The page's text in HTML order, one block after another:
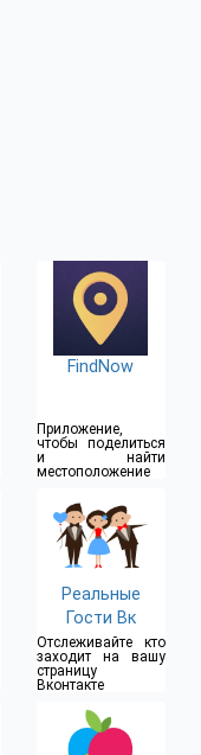
FindNow
Приложение,
чтобы поделиться
и найти
местоположение
Реальные
Гости Вк
Отслеживайте кто
заходит на вашу
страницу
Вконтакте